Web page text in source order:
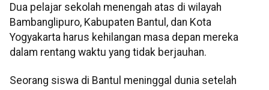
Dua pelajar sekolah menengah atas di wilayah
Bambanglipuro, Kabupaten Bantul, dan Kota
Yogyakarta harus kehilangan masa depan mereka
dalam rentang waktu yang tidak berjauhan.
Seorang siswa di Bantul meninggal dunia setelah